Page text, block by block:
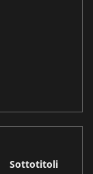
Sottotitoli